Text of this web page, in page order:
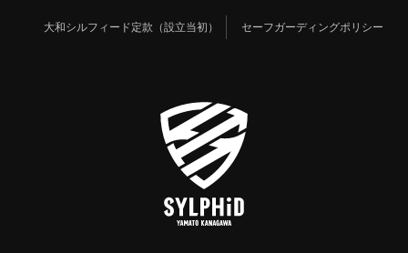
大和シルフィード定款（設立当初） セーフガーディングポリシー